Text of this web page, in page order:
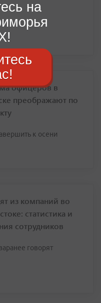
офицеров в
преображают по
к осени
из компаний во
статистика и
сотрудников
говорят
на